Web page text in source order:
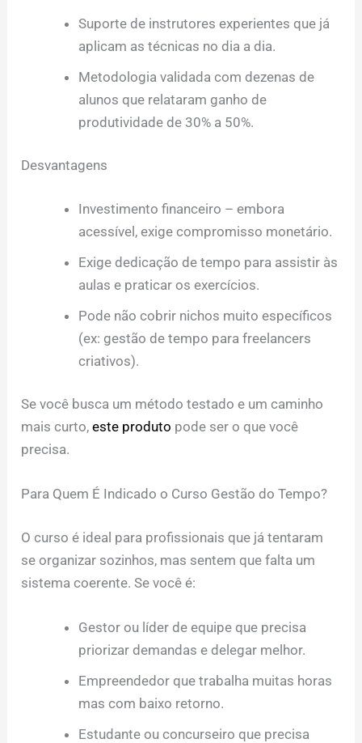
Suporte de instrutores experientes que já
aplicam as técnicas no dia a dia.
Metodologia validada com dezenas de
alunos que relataram ganho de
produtividade de 30% a 50%.
Desvantagens
Investimento financeiro – embora
acessível, exige compromisso monetário.
Exige dedicação de tempo para assistir às
aulas e praticar os exercícios.
Pode não cobrir nichos muito específicos
(ex: gestão de tempo para freelancers
criativos).
Se você busca um método testado e um caminho
mais curto,este produto pode ser o que você
precisa.
Para Quem É Indicado o Curso Gestão do Tempo?
O curso é ideal para profissionais que já tentaram
se organizar sozinhos, mas sentem que falta um
sistema coerente. Se você é:
Gestor ou líder de equipe que precisa
priorizar demandas e delegar melhor.
Empreendedor que trabalha muitas horas
mas com baixo retorno.
Estudante ou concurseiro que precisa